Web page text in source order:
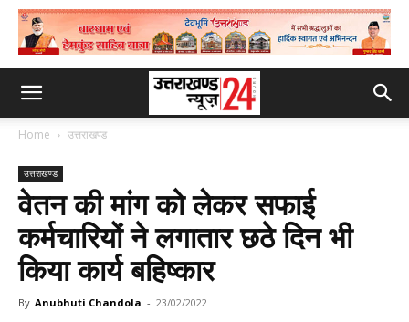
Home उत्तराखण्ड
उत्तराखण्ड
वेतन की मांग को लेकर सफाई
कर्मचारियों ने लगातार छठे दिन भी
किया कार्य बहिष्कार
By Anubhuti Chandola - 23/02/2022